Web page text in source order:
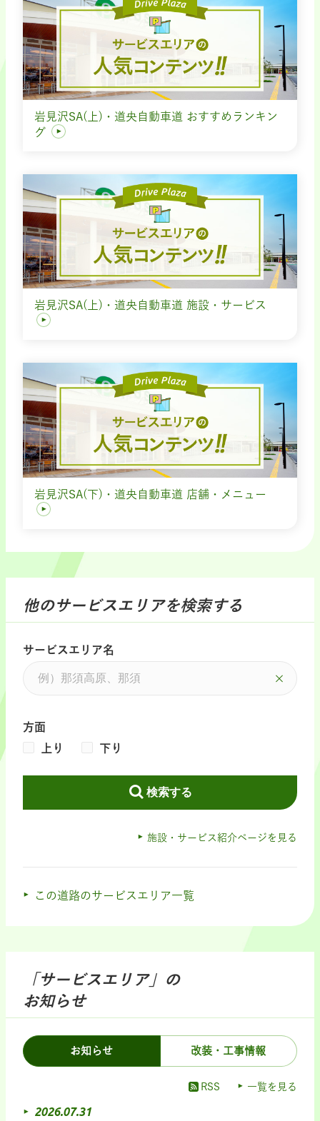
岩見沢SA(上)・道央自動車道 おすすめランキン
グ
岩見沢SA(上)・道央自動車道 施設・サービス
岩見沢SA(下)・道央自動車道 店舗・メニュー
他のサービスエリアを検索する
サービスエリア名
方面
上り
下り
検索する
施設・サービス紹介ページを見る
この道路のサービスエリア一覧
「サービスエリア」の
お知らせ
お知らせ 改装・工事情報
RSS 一覧を見る
2026.07.31